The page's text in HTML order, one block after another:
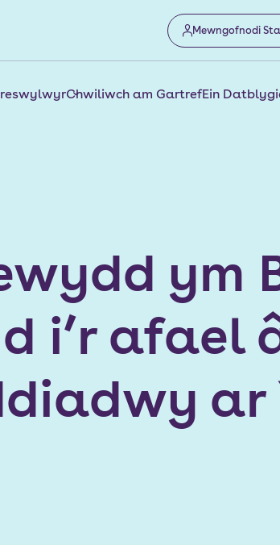
Mewngofnodi
Chwiliwch am GartrefEin
ym
i’r afael
ar